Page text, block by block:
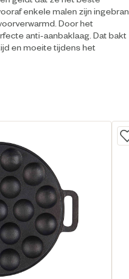
enkele malen zijn
Door het
anti-aanbaklaag. Dat bakt
en moeite tijdens het